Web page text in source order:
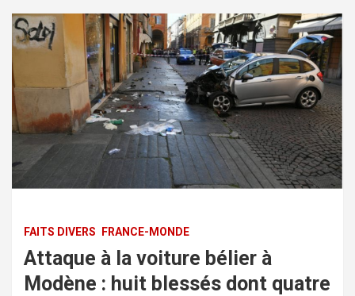
FAITS DIVERS FRANCE-MONDE
Attaque à la voiture bélier à
Modène : huit blessés dont quatre